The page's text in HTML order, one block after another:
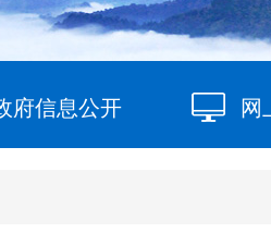
府信息公开 网